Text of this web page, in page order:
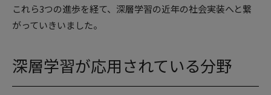
これら3つの進歩を経て、深層学習の近年の社会実装へと繋
がっていきいました。
深層学習が応用されている分野